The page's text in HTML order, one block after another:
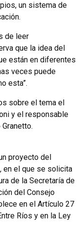
un sistema de
de leer
que la idea del
están en diferentes
veces puede
esta”.
sobre el tema el
y el responsable
proyecto del
en el que se solicita
de la Secretaría de
del Consejo
en el Artículo 27
Ríos y en la Ley